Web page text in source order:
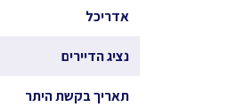
אדריכל
נציג הדיירים
תאריך בקשת היתר